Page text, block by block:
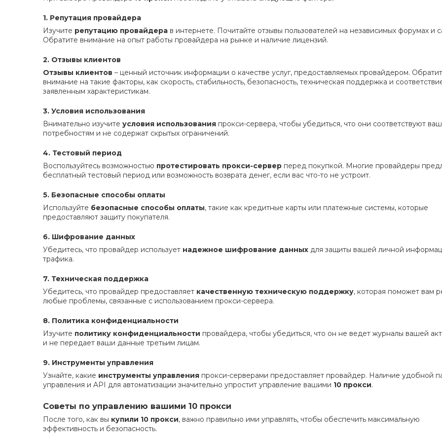
1. Репутация провайдера
Изучите репутацию провайдера в интернете. Почитайте отзывы пользователей на независимых форумах и
Обратите внимание на опыт работы провайдера на рынке и наличие лицензий.
2. Отзывы клиентов
Отзывы клиентов – ценный источник информации о качестве услуг, предоставляемых провайдером.
внимание на такие факторы, как скорость, стабильность, безопасность, техническая поддержка и
заявленным характеристикам.
3. Условия использования
Внимательно изучите условия использования прокси-сервера, чтобы убедиться, что они соответствуют
потребностям и не содержат скрытых ограничений.
4. Тестовый период
Воспользуйтесь возможностью протестировать прокси-сервер перед покупкой. Многие провайдеры
бесплатный тестовый период или возможность возврата денег, если вас что-то не устроит.
5. Безопасные способы оплаты
Используйте безопасные способы оплаты, такие как кредитные карты или платежные системы, которые
предоставляют защиту покупателя.
6. Шифрование данных
Убедитесь, что провайдер использует надежное шифрование данных для защиты вашей личной
трафика.
7. Техническая поддержка
Убедитесь, что провайдер предоставляет качественную техническую поддержку, которая поможет вам
любые проблемы, связанные с использованием прокси-сервера.
8. Политика конфиденциальности
Изучите политику конфиденциальности провайдера, чтобы убедиться, что он не ведет журналы вашей
и не передает ваши данные третьим лицам.
9. Инструменты управления
Узнайте, какие инструменты управления прокси-серверами предоставляет провайдер. Наличие удобной
управления и API для автоматизации значительно упростит управление вашими 10 прокси.
Советы по управлению вашими 10 прокси
После того, как вы купили 10 прокси, важно правильно ими управлять, чтобы обеспечить максимальную
эффективность и безопасность.